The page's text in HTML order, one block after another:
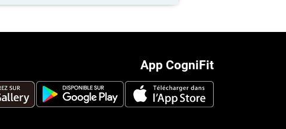
App CogniFit